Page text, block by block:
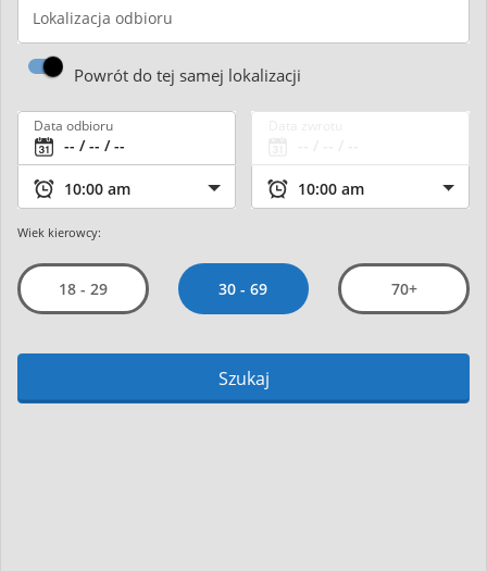
Lokalizacja odbioru
Powrót do tej samej lokalizacji
Data odbioru
Wiek kierowcy:
18 - 29 30 - 69 70+
Szukaj